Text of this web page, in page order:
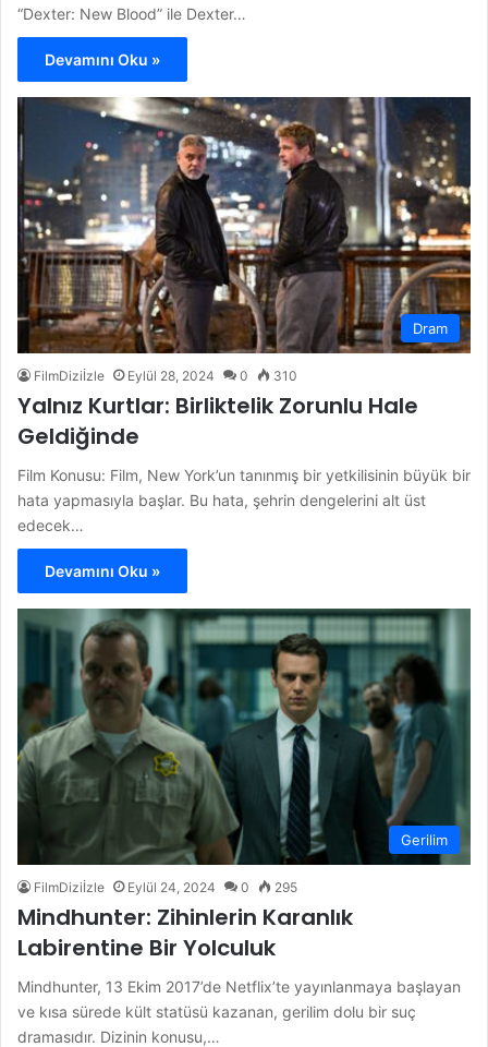
“Dexter: New Blood” ile Dexter…
Devamını Oku »
Dram
FilmDiziİzle Eylül 28, 2024 0 310
Yalnız Kurtlar: Birliktelik Zorunlu Hale
Geldiğinde
Film Konusu: Film, New York’un tanınmış bir yetkilisinin büyük bir
hata yapmasıyla başlar. Bu hata, şehrin dengelerini alt üst
edecek…
Devamını Oku »
Gerilim
FilmDiziİzle Eylül 24, 2024 0 295
Mindhunter: Zihinlerin Karanlık
Labirentine Bir Yolculuk
Mindhunter, 13 Ekim 2017’de Netflix’te yayınlanmaya başlayan
ve kısa sürede kült statüsü kazanan, gerilim dolu bir suç
dramasıdır. Dizinin konusu,…